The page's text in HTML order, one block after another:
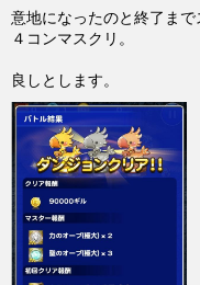
意地になったのと終了まで
４コンマスクリ。
良しとします。